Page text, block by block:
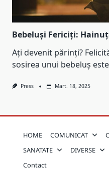
Bebeluși Fericiți:
Ați devenit părinți?
sosirea unui bebeluș este
Press Mart. 18, 2025
HOME COMUNICAT
SANATATE
DIVERSE
Contact